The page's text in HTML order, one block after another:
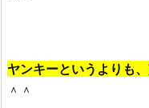
ヤンキーというよりも、
＾＾